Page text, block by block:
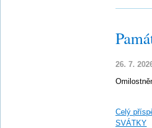
26. 7.
Celý
SVÁTKY